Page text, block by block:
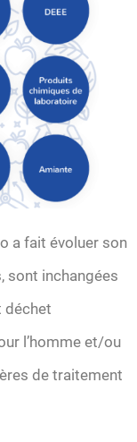
a fait évoluer son
sont inchangées
déchet
l’homme et/ou
de traitement